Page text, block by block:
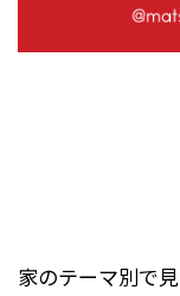
家のテーマ別で